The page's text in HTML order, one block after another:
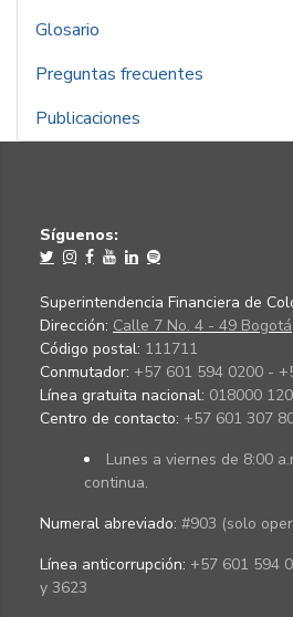
Glosario
Preguntas frecuentes
Publicaciones
Síguenos:
Superintendencia Financiera de
Dirección: Calle 7 No. 4 - 49
Código postal: 111711
Conmutador: +57 601 594 0200 -
Línea gratuita nacional: 018000
Centro de contacto: +57 601 307
Lunes a viernes de 8:00
continua.
Numeral abreviado: #903 (solo
Línea anticorrupción: +57 601 594
y 3623